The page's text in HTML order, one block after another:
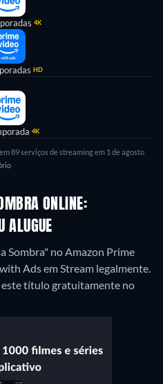
4K
HD
4K
89 serviços de streaming em 1 de agosto
ONLINE:
ALUGUE
Sombra" no Amazon Prime
Ads em Stream legalmente.
este título gratuitamente no